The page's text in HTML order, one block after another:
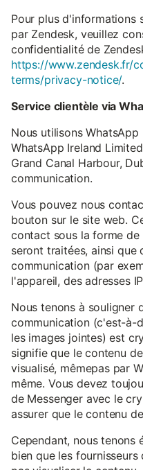
Pour plus d'informations
par Zendesk, veuillez
confidentialité de
https://www.zendesk.fr/
terms/privacy-notice/.
Service clientèle via
Nous utilisons
WhatsApp Ireland
Grand Canal Harbour,
communication.
Vous pouvez nous
bouton sur le site web.
contact sous la forme
seront traitées, ainsi que
communication (par
l'appareil, des adresses
Nous tenons à souligner
communication (c'est-à-
les images jointes) est
signifie que le contenu
visualisé, mêmepas par
même. Vous devez
de Messenger avec le
assurer que le contenu
Cependant, nous tenons
bien que les fournisseurs